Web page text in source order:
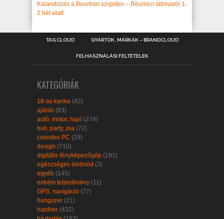
Kalandozás a Bourbon szigeten – Réunion látnivalói 1-
2 hét alatt
TAG CLOUD GYÁRTÓK, MÁRKÁK – BRANDCLOUD
FELHASZNÁLÁSI FELTÉTELEK
KATEGÓRIÁK
18-as karika (42)
ajánló (63)
autó, motor, hajó (274)
buli, party, pia (72)
csendes PC (29)
design (710)
digitális fényképezőgép (191)
egészséges életmód (3)
egyéb (145)
extrém teljesítmény (11)
GPS, navigáció (77)
hangszer (21)
hardver (432)